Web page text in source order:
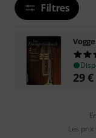
Filtres
29€
Les